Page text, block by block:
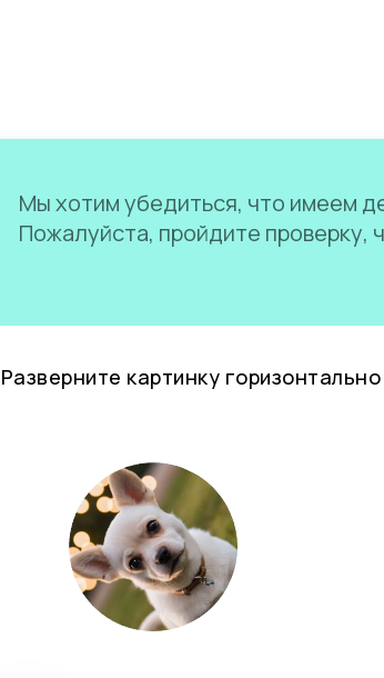
Мы хотим убедиться, что имеем
Пожалуйста, пройдите проверку,
Разверните картинку горизонтально